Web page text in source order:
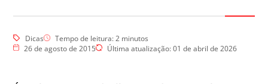
Dicas Tempo de leitura: 2 minutos
26 de agosto de 2015
Última atualização: 01 de abril de 2026